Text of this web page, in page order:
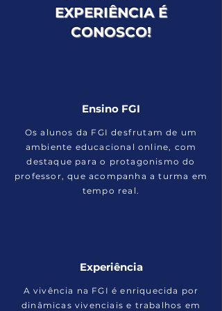
EXPERIÊNCIA É
CONOSCO!
Ensino FGI
Os alunos da FGI desfrutam de um
ambiente educacional online, com
destaque para o protagonismo do
professor, que acompanha a turma em
tempo real.
Experiência
A vivência na FGI é enriquecida por
dinâmicas vivenciais e trabalhos em